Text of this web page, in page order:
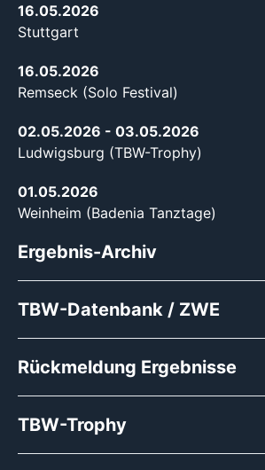
16.05.2026
Stuttgart
16.05.2026
Remseck (Solo Festival)
02.05.2026 - 03.05.2026
Ludwigsburg (TBW-Trophy)
01.05.2026
Weinheim (Badenia Tanztage)
Ergebnis-Archiv
TBW-Datenbank / ZWE
Rückmeldung Ergebnisse
TBW-Trophy